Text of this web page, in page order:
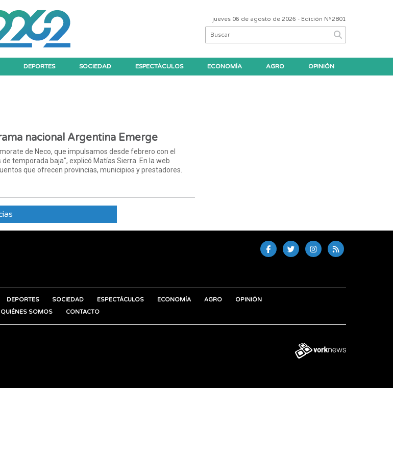
jueves 06 de agosto de 2026 - Edición Nº2801
DEPORTES SOCIEDAD ESPECTÁCULOS ECONOMÍA AGRO OPINIÓN
nacional Argentina Emerge
de Neco, que impulsamos desde febrero con el
temporada baja", explicó Matías Sierra. En la web
que ofrecen provincias, municipios y prestadores.
DEPORTES SOCIEDAD ESPECTÁCULOS ECONOMÍA AGRO
OPINIÓN
QUIÉNES SOMOS
CONTACTO